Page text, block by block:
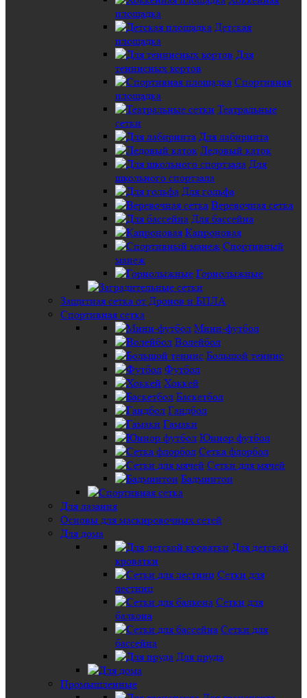
площадка
Детская
площадка
Для
теннисных кортов
Спортивная
площадка
Театральные
сетки
Для лабиринта
Ледовый каток
Для
школьного спортзала
Для гольфа
Веревочная сетка
Для бассейна
Капроновая
Спортивный
манеж
Горнолыжные
Защитная сетка от Дронов и БПЛА
Спортивная сетка
Мини-футбол
Волейбол
Большой теннис
Футбол
Хоккей
Баскетбол
Гандбол
Гамаки
Юниор футбол
Сетка флорбол
Сетки для мячей
Бадминтон
Для лазания
Основы для маскировочных сетей
Для дома
Для детской
кроватки
Сетки для
лестниц
Сетки для
балкона
Сетки для
бассейна
Для пруда
Промышленные